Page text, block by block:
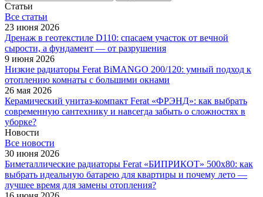
Статьи
Все cтатьи
23 июня 2026
Дренаж в геотекстиле D110: спасаем участок от вечной
сырости, а фундамент — от разрушения
9 июня 2026
Низкие радиаторы Ferat BiMANGO 200/120: умный подход к
отоплению комнаты с большими окнами
26 мая 2026
Керамический унитаз-компакт Ferat «ФРЭНД»: как выбрать
современную сантехнику и навсегда забыть о сложностях в
уборке?
Новости
Все новости
30 июня 2026
Биметаллические радиаторы Ferat «БИПРИКОТ» 500x80: как
выбрать идеальную батарею для квартиры и почему лето —
лучшее время для замены отопления?